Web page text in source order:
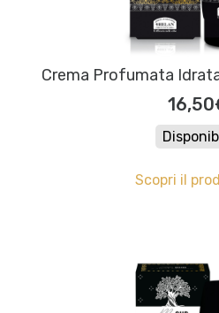
Crema Profumata
Scopri il